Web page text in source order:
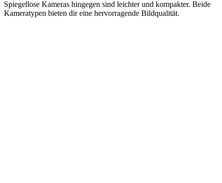
Spiegellose Kameras hingegen sind leichter und kompakter. Beide
Kameratypen bieten dir eine hervorragende Bildqualität.